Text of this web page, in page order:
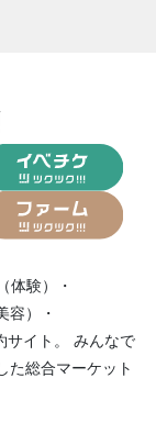
体験）
・
容）
・
イト。
みんなで
た総合マーケット